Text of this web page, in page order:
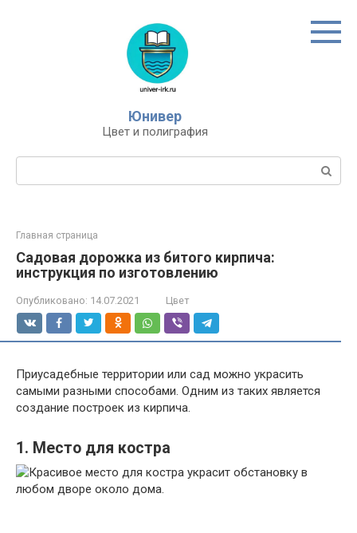
Юнивер
Цвет и полиграфия
Главная страница
Садовая дорожка из битого кирпича:
инструкция по изготовлению
Опубликовано: 14.07.2021 Цвет
Приусадебные территории или сад можно украсить
самыми разными способами. Одним из таких является
создание построек из кирпича.
1. Место для костра